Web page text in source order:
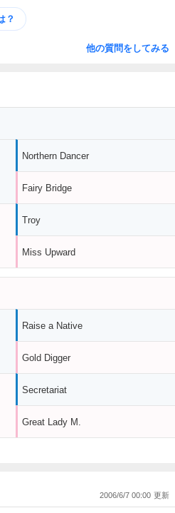
？
他の質問をしてみる
Northern Dancer
Fairy Bridge
Troy
Miss Upward
Raise a Native
Gold Digger
Secretariat
Great Lady M.
2006/6/7 00:00